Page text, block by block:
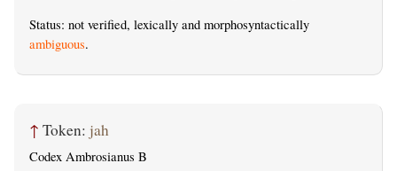
Status: not verified, lexically and morphosyntactically
ambiguous.
↑ Token: jah
Codex Ambrosianus B